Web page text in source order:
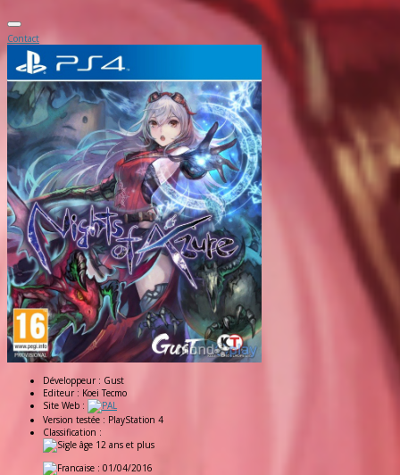
Contact
Développeur : Gust
Editeur : Koei Tecmo
Site Web :
Version testée : PlayStation 4
Classification :
: 01/04/2016